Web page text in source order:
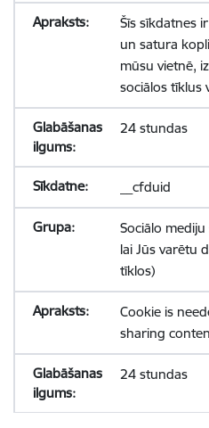
Šīs sīkdatnes
un satura
mūsu vietnē,
sociālos tīklus
24 stundas
__cfduid
Sociālo
lai Jūs varētu
tīklos)
Cookie is
sharing
24 stundas